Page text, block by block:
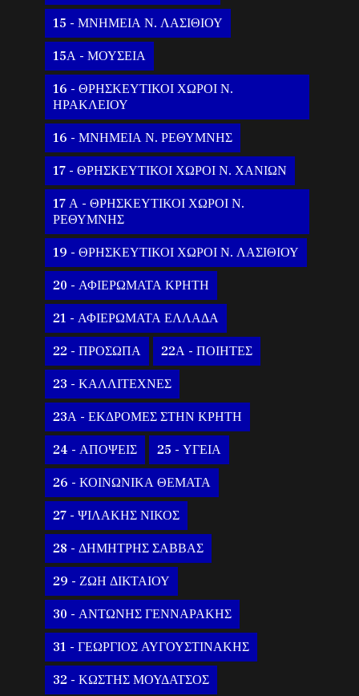
15 - ΜΝΗΜΕΙΑ Ν. ΛΑΣΙΘΙΟΥ
15Α - ΜΟΥΣΕΙΑ
16 - ΘΡΗΣΚΕΥΤΙΚΟΙ ΧΩΡΟΙ Ν.
ΗΡΑΚΛΕΙΟΥ
16 - ΜΝΗΜΕΙΑ Ν. ΡΕΘΥΜΝΗΣ
17 - ΘΡΗΣΚΕΥΤΙΚΟΙ ΧΩΡΟΙ Ν. ΧΑΝΙΩΝ
17 Α - ΘΡΗΣΚΕΥΤΙΚΟΙ ΧΩΡΟΙ Ν.
ΡΕΘΥΜΝΗΣ
19 - ΘΡΗΣΚΕΥΤΙΚΟΙ ΧΩΡΟΙ Ν. ΛΑΣΙΘΙΟΥ
20 - ΑΦΙΕΡΩΜΑΤΑ ΚΡΗΤΗ
21 - ΑΦΙΕΡΩΜΑΤΑ ΕΛΛΑΔΑ
22 - ΠΡΟΣΩΠΑ 22Α - ΠΟΙΗΤΕΣ
23 - ΚΑΛΛΙΤΕΧΝΕΣ
23Α - ΕΚΔΡΟΜΕΣ ΣΤΗΝ ΚΡΗΤΗ
24 - ΑΠΟΨΕΙΣ 25 - ΥΓΕΙΑ
26 - ΚΟΙΝΩΝΙΚΑ ΘΕΜΑΤΑ
27 - ΨΙΛΑΚΗΣ ΝΙΚΟΣ
28 - ΔΗΜΗΤΡΗΣ ΣΑΒΒΑΣ
29 - ΖΩΗ ΔΙΚΤΑΙΟΥ
30 - ΑΝΤΩΝΗΣ ΓΕΝΝΑΡΑΚΗΣ
31 - ΓΕΩΡΓΙΟΣ ΑΥΓΟΥΣΤΙΝΑΚΗΣ
32 - ΚΩΣΤΗΣ ΜΟΥΔΑΤΣΟΣ